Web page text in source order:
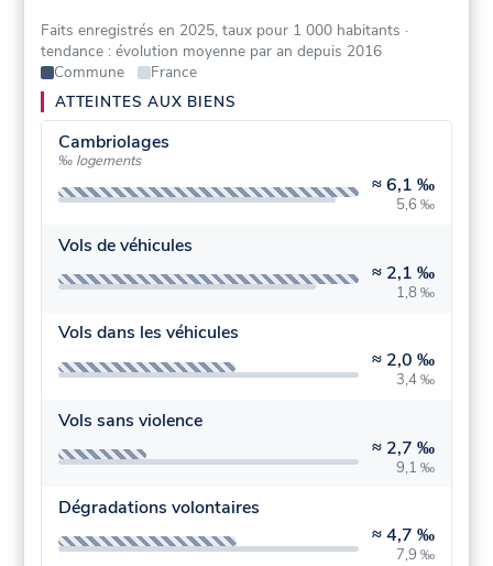
Faits enregistrés en 2025, taux pour 1 000 habitants ·
tendance : évolution moyenne par an depuis 2016
Commune
France
ATTEINTES AUX BIENS
Cambriolages
‰ logements
≈6,1 ‰
5,6 ‰
Vols de véhicules
≈ 2,1 ‰
1,8 ‰
Vols dans les véhicules
≈ 2,0 ‰
3,4 ‰
Vols sans violence
≈ 2,7 ‰
9,1 ‰
Dégradations volontaires
≈4,7 ‰
7,9 ‰